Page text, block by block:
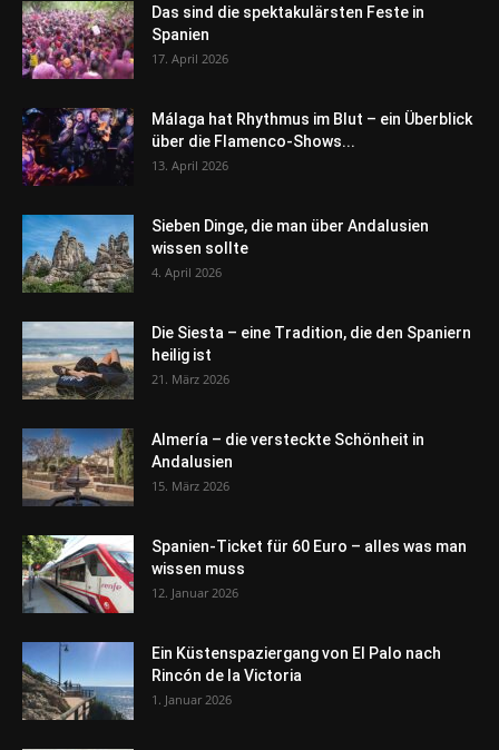
Das sind die spektakulärsten Feste in
Spanien
17. April 2026
Málaga hat Rhythmus im Blut – ein Überblick
über die Flamenco-Shows...
13. April 2026
Sieben Dinge, die man über Andalusien
wissen sollte
4. April 2026
Die Siesta – eine Tradition, die den Spaniern
heilig ist
21. März 2026
Almería – die versteckte Schönheit in
Andalusien
15. März 2026
Spanien-Ticket für 60 Euro – alles was man
wissen muss
12. Januar 2026
Ein Küstenspaziergang von El Palo nach
Rincón de la Victoria
1. Januar 2026